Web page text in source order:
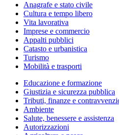
Anagrafe e stato civile
Cultura e tempo libero
Vita lavorativa
Imprese e commercio
Appalti pubblici
Catasto e urbanistica
Turismo
Mobilità e trasporti
Educazione e formazione
Giustizia e sicurezza pubblica
Tributi, finanze e
Ambiente
Salute, benessere e assistenza
Autorizzazioni